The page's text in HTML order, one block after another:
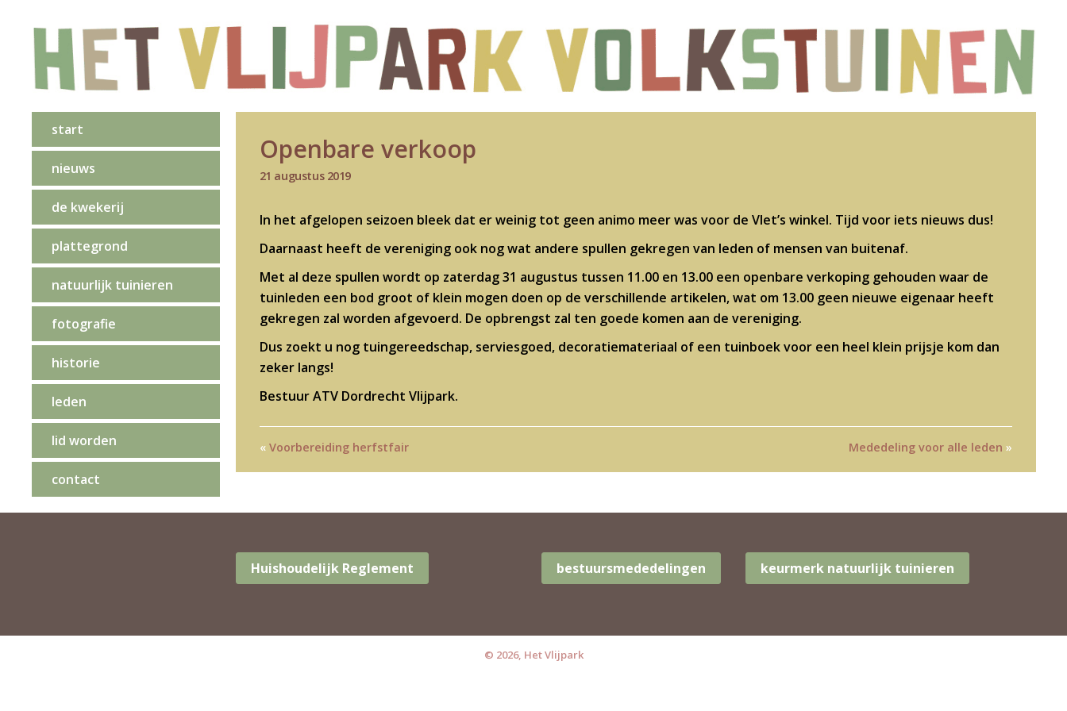
start
nieuws
de kwekerij
plattegrond
natuurlijk tuinieren
fotografie
historie
leden
lid worden
contact
Openbare verkoop
21 augustus 2019
In het afgelopen seizoen bleek dat er weinig tot geen animo meer was voor de Vlet’s winkel. Tijd voor iets nieuws dus!
Daarnaast heeft de vereniging ook nog wat andere spullen gekregen van leden of mensen van buitenaf.
Met al deze spullen wordt op zaterdag 31 augustus tussen 11.00 en 13.00 een openbare verkoping gehouden waar de
tuinleden een bod groot of klein mogen doen op de verschillende artikelen, wat om 13.00 geen nieuwe eigenaar heeft
gekregen zal worden afgevoerd. De opbrengst zal ten goede komen aan de vereniging.
Dus zoekt u nog tuingereedschap, serviesgoed, decoratiemateriaal of een tuinboek voor een heel klein prijsje kom dan
zeker langs!
Bestuur ATV Dordrecht Vlijpark.
« Voorbereiding herfstfair Mededeling voor alle leden »
Huishoudelijk Reglement bestuursmededelingen keurmerk natuurlijk tuinieren
© 2026, Het Vlijpark